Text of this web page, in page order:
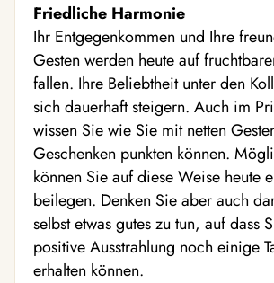
Friedliche Harmonie
Ihr Entgegenkommen und Ihre
Gesten werden heute auf
fallen. Ihre Beliebtheit unter den
sich dauerhaft steigern. Auch im
wissen Sie wie Sie mit netten
Geschenken punkten können.
können Sie auf diese Weise heute
beilegen. Denken Sie aber auch
selbst etwas gutes zu tun, auf dass
positive Ausstrahlung noch einige
erhalten können.